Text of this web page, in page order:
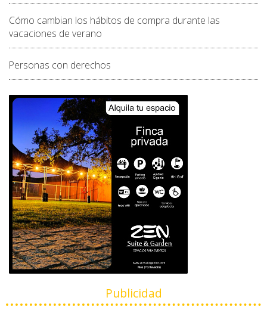
Cómo cambian los hábitos de compra durante las
vacaciones de verano
Personas con derechos
Publicidad